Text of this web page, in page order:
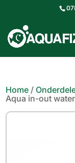
Home /
Aqua in-out